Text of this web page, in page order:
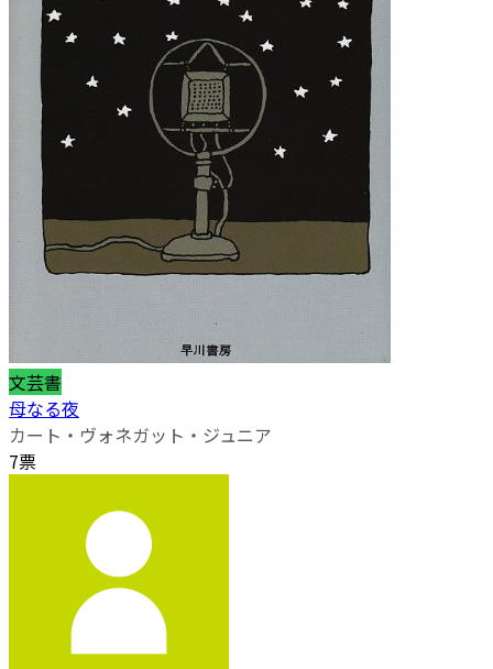
文芸書
母なる夜
カート・ヴォネガット・ジュニア
7票